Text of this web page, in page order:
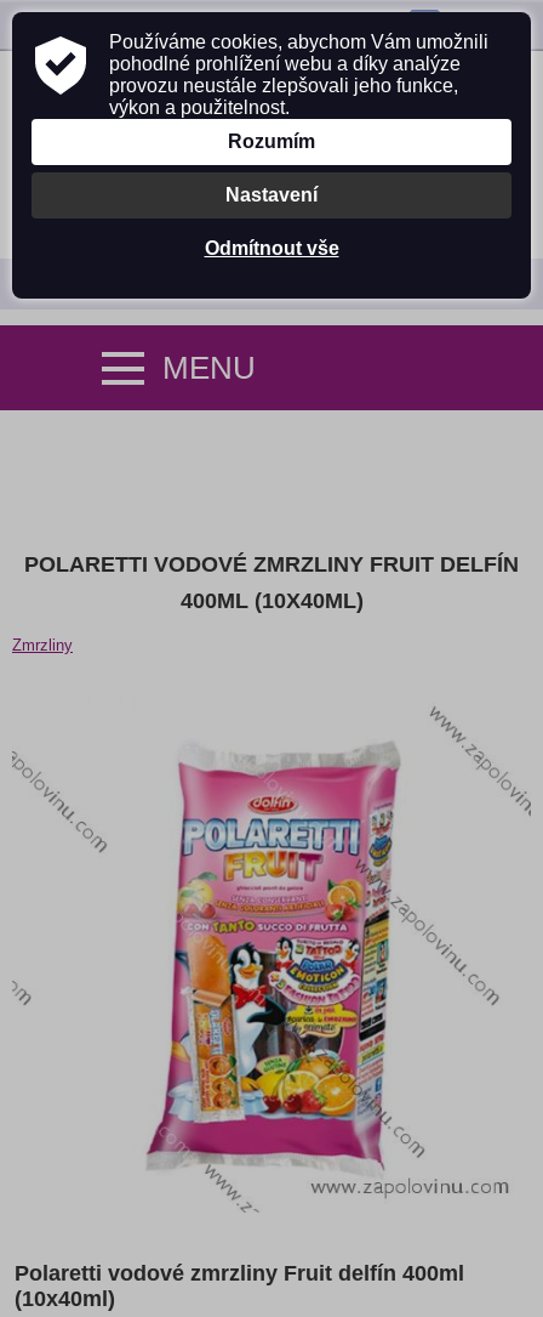
MENU
POLARETTI VODOVÉ ZMRZLINY FRUIT DELFÍN
400ML (10X40ML)
Zmrzliny
Polaretti vodové zmrzliny Fruit delfín 400ml
(10x40ml)
Používáme cookies, abychom Vám umožnili
pohodlné prohlížení webu a díky analýze
provozu neustále zlepšovali jeho funkce,
výkon a použitelnost.
Rozumím
Nastavení
Odmítnout vše